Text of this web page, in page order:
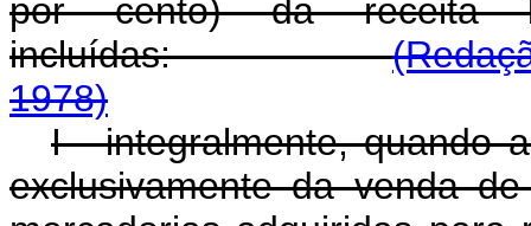
por cento) da receita
incluídas:
1978)
I - integralmente, quando
exclusivamente da venda